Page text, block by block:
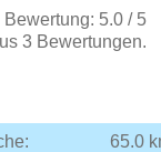
Bewertung: 5.0/ 5
3 Bewertungen.
65.0